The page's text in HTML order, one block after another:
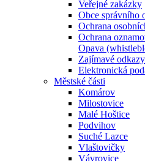
Veřejné zakázky
Obce správního
Ochrana
Ochrana
Opava
Zajímavé odkazy
Elektronická
Městské části
Komárov
Milostovice
Malé Hoštice
Podvihov
Suché Lazce
Vlaštovičky
Vávrovice